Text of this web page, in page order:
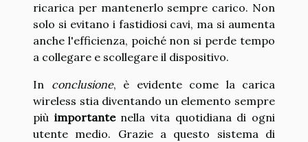
ricarica per mantenerlo sempre carico. Non
solo si evitano i fastidiosi cavi, ma si aumenta
anche l'efficienza, poiché non si perde tempo
a collegare e scollegare il dispositivo.
In conclusione, è evidente come la carica
wireless stia diventando un elemento sempre
più importantenella vita quotidiana di ogni
utente medio. Grazie a questo sistema di